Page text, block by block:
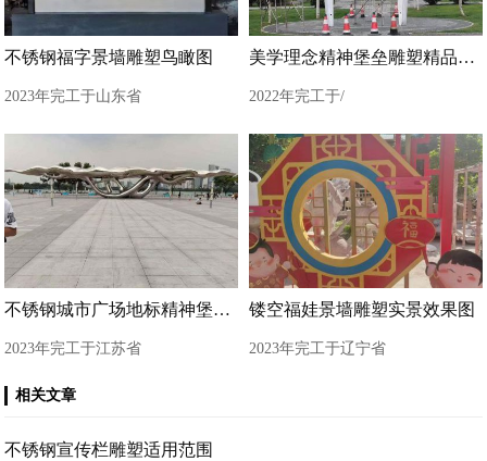
不锈钢福字景墙雕塑鸟瞰图
2023年完工于山东省
美学理念精神堡垒雕塑精品展示
2022年完工于/
不锈钢城市广场地标精神堡垒雕塑
2023年完工于江苏省
镂空福娃景墙雕塑实景效果图
2023年完工于辽宁省
相关文章
不锈钢宣传栏雕塑适用范围